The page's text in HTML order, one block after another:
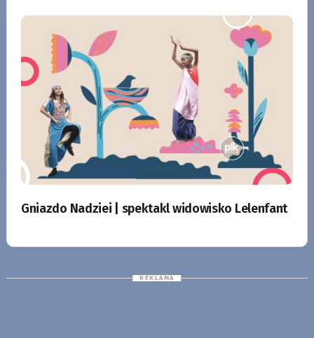
Gniazdo Nadziei | spektakl widowisko Lelenfant